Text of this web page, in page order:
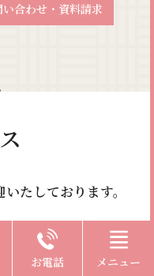
お電話 メニュー
い合わせ・資料請求
たしております。
電車をご利用の方